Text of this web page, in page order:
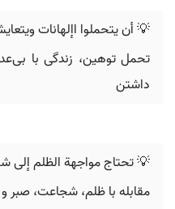
💡 ‬أن يتحملوا اإلهانات
تحمل توهین، زندگی با
داشتن
💡 تحتاج مواجهة الظلم إلى
مقابله با ظلم، شجاعت، صبر